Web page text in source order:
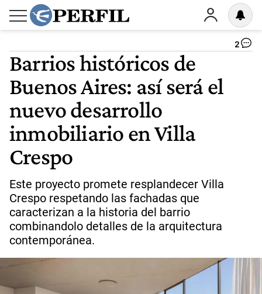
2
Barrios históricos de
Buenos Aires: así será el
nuevo desarrollo
inmobiliario en Villa
Crespo
Este proyecto promete resplandecer Villa
Crespo respetando las fachadas que
caracterizan a la historia del barrio
combinandolo detalles de la arquitectura
contemporánea.